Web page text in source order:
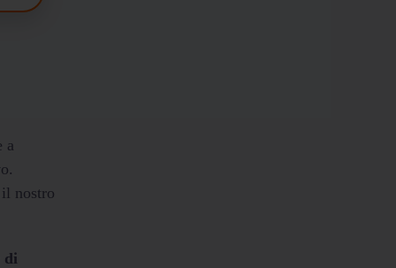
a
nostro
di